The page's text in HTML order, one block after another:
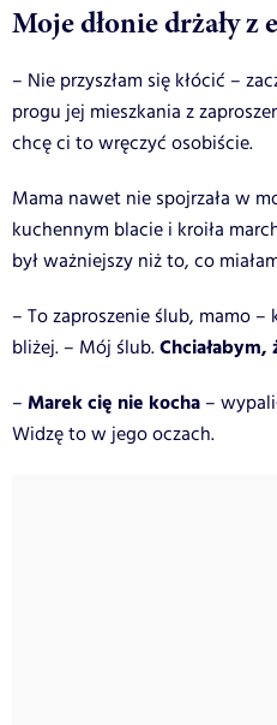
Moje dłonie drżały z
– Nie przyszłam się kłócić –
progu jej mieszkania z
chcę ci to wręczyć osobiście.
Mama nawet nie spojrzała w
kuchennym blacie i kroiła
był ważniejszy niż to, co
– To zaproszenie ślub, mamo
bliżej. – Mój ślub.Chciałabym,
– Marek cię nie kocha –
Widzę to w jego oczach.